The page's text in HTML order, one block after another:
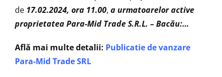
de 17.02.2024, ora 11.00, a urmatoarelor active
proprietatea Para-Mid Trade S.R.L. – Bacău:…
Află mai multe detalii: Publicatie de vanzare
Para-Mid Trade SRL